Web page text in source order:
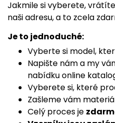
Jakmile si vyberete,
naši adresu, a to zcela
Je to jednoduché:
Vyberte si model,
Napište nám a my
nabídku online
Vyberete si, které
Zašleme vám
Celý proces je